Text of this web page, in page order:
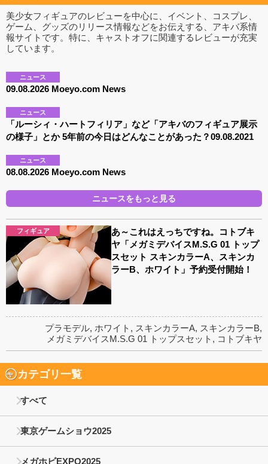
美少女フィギュアのレビューを中心に、イベント、コスプレ、
ゲーム、グッズのリリース情報などをお伝えする、アキバ系情
報サイトです。特に、キャストオフに関連するレビューが充実
しています。
ニュース
09.08.2026 Moeyo.com News
ニュース
「ルーシィ・ハートフィリア」など「アキバのフィギュア展示
の様子」とか 5年前の今日はどんなことがあった？09.08.2021
ニュース
08.08.2026 Moeyo.com News
ニュースをもっと見る
フィギュア
あ～これはえっちですね。コトブキ
ヤ「メガミデバイスM.S.G 01 トップ
スセット スキンカラーA、スキンカ
ラーB、ホワイト」予約受付開始！
プラモデル, ホワイト , スキンカラーA, スキンカラーB,
メガミデバイスM.S.G 01 トップスセット , コトブキヤ
カテゴリ一覧
すべて
東京ゲームショウ2025
メガホビEXPO2025